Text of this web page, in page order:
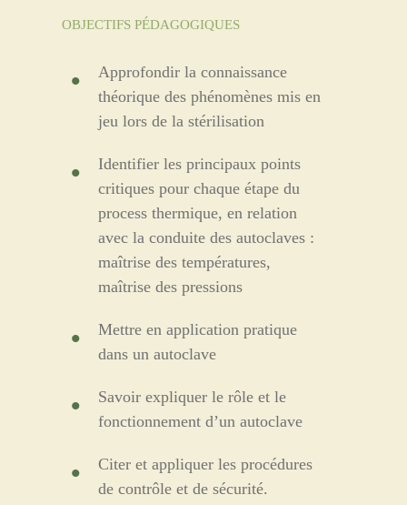
OBJECTIFS PÉDAGOGIQUES
Approfondir la connaissance
théorique des phénomènes mis en
jeu lors de la stérilisation
Identifier les principaux points
critiques pour chaque étape du
process thermique, en relation
avec la conduite des autoclaves :
maîtrise des températures,
maîtrise des pressions
Mettre en application pratique
dans un autoclave
Savoir expliquer le rôle et le
fonctionnement d’un autoclave
Citer et appliquer les procédures
de contrôle et de sécurité.